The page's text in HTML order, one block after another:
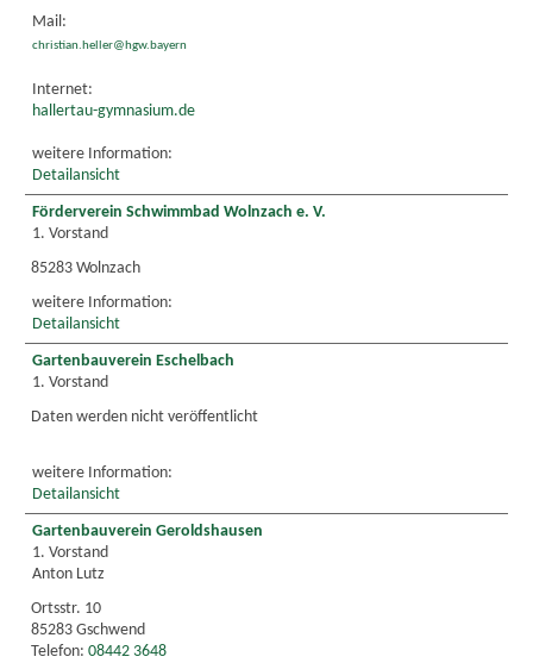
Mail:
christian.heller@hgw.bayern
Internet:
hallertau-gymnasium.de
weitere Information:
Detailansicht
Förderverein Schwimmbad Wolnzach e. V.
1. Vorstand
85283 Wolnzach
weitere Information:
Detailansicht
Gartenbauverein Eschelbach
1. Vorstand
Daten werden nicht veröffentlicht
weitere Information:
Detailansicht
Gartenbauverein Geroldshausen
1. Vorstand
Anton Lutz
Ortsstr. 10
85283 Gschwend
Telefon: 08442 3648